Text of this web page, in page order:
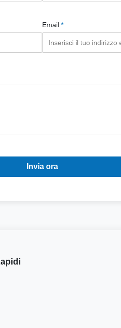
Email *
Invia ora